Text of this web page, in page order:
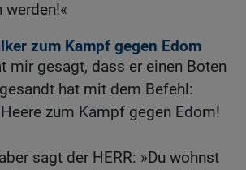
werden!«
zum Kampf gegen Edom
mir gesagt, dass er einen Boten
hat mit dem Befehl:
zum Kampf gegen Edom!
sagt der HERR: »Du wohnst